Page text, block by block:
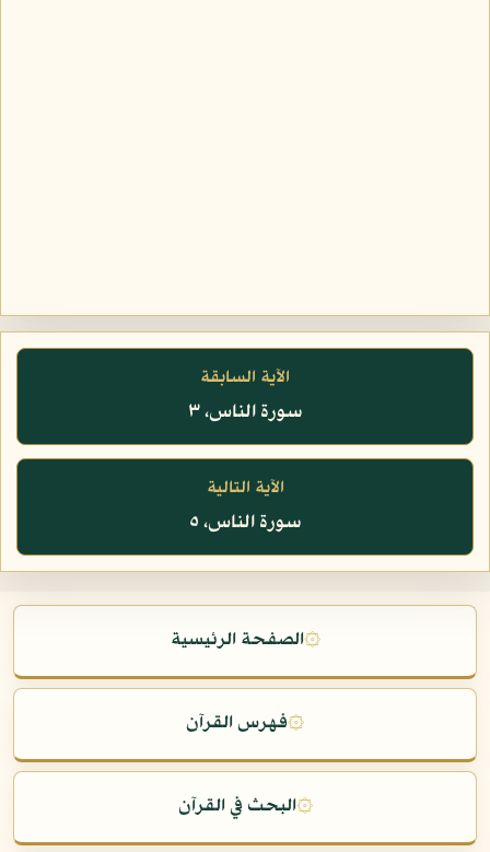
الآية السابقة
سورة الناس، ٣
الآية التالية
سورة الناس، ٥
۞الصفحة الرئيسية
۞فهرس القرآن
۞البحث في القرآن